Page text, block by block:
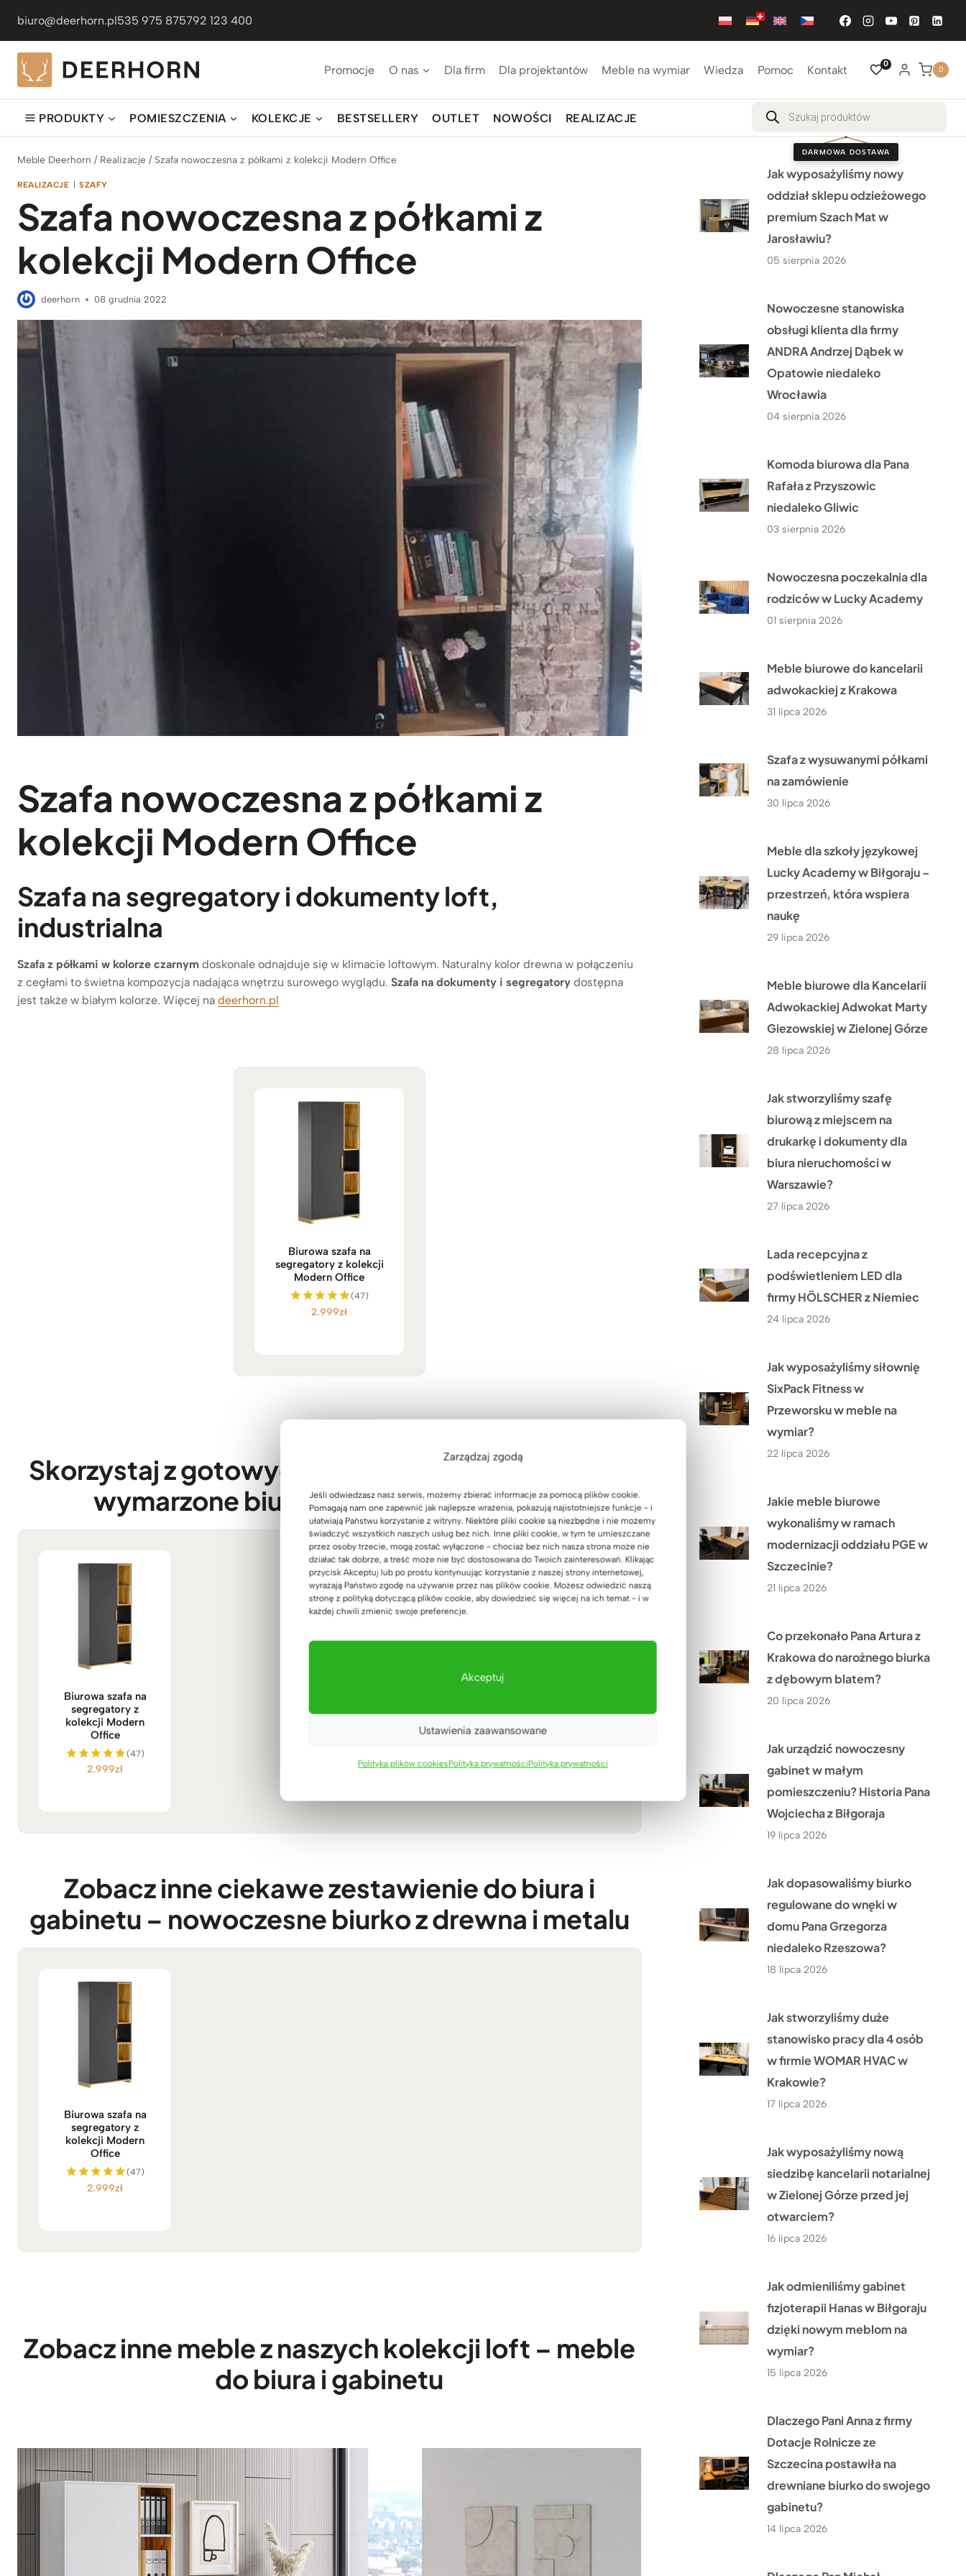
Zarządzaj zgodą
Jeśli odwiedzasz nasz serwis, możemy zbierać informacje za pomocą plików cookie.
Pomagają nam one zapewnić jak najlepsze wrażenia, pokazują najistotniejsze funkcje - i
ułatwiają Państwu korzystanie z witryny. Niektóre pliki cookie są niezbędne i nie możemy
świadczyć wszystkich naszych usług bez nich. Inne pliki cookie, w tym te umieszczane
przez osoby trzecie, mogą zostać wyłączone - chociaż bez nich nasza strona może nie
działać tak dobrze, a treść może nie być dostosowana do Twoich zainteresowań. Klikając
przycisk Akceptuj lub po prostu kontynuując korzystanie z naszej strony internetowej,
wyrażają Państwo zgodę na używanie przez nas plików cookie. Możesz odwiedzić naszą
stronę z polityką dotyczącą plików cookie, aby dowiedzieć się więcej na ich temat - i w
każdej chwili zmienić swoje preferencje.
Akceptuj
Ustawienia zaawansowane
Polityka plików cookiesPolityka prywatnościPolityka prywatności
treści
biuro@deerhorn.pl535 975 875792 123 400
Promocje O nas Dla firm Dla projektantów Meble na wymiar Wiedza Pomoc Kontakt 0
0
PRODUKTY POMIESZCZENIA KOLEKCJE BESTSELLERY OUTLET NOWOŚCI REALIZACJE
Wyszukiwarka
produktów
DARMOWA DOSTAWA
Meble Deerhorn / Realizacje / Szafa nowoczesna z półkami z kolekcji Modern Office
REALIZACJE | SZAFY
Szafa nowoczesna z półkami z
kolekcji Modern Office
deerhorn 08 grudnia 2022
Szafa nowoczesna z półkami z
kolekcji Modern Office
Szafa na segregatory i dokumenty loft,
industrialna
Szafa z półkami w kolorze czarnym doskonale odnajduje się w klimacie loftowym. Naturalny kolor drewna w połączeniu
z cegłami to świetna kompozycja nadająca wnętrzu surowego wyglądu. Szafa na dokumenty i segregatory dostępna
jest także w białym kolorze. Więcej na deerhorn.pl
Biurowa szafa na
segregatory z kolekcji
Modern Office
Oceniono
(47)
2.999zł
Skorzystaj z gotowych pomysłów i stwórz swoje
wymarzone biuro – biurko industrialne
Biurowa szafa na
segregatory z
kolekcji Modern
Office
Oceniono
(47)
2.999zł
Zobacz inne ciekawe zestawienie do biura i
gabinetu – nowoczesne biurko z drewna i metalu
Biurowa szafa na
segregatory z
kolekcji Modern
Office
Oceniono
(47)
2.999zł
Zobacz inne meble z naszych kolekcji loft – meble
do biura i gabinetu
Jak wyposażyliśmy nowy
oddział sklepu odzieżowego
premium Szach Mat w
Jarosławiu?
05 sierpnia 2026
Nowoczesne stanowiska
obsługi klienta dla firmy
ANDRA Andrzej Dąbek w
Opatowie niedaleko
Wrocławia
04 sierpnia 2026
Komoda biurowa dla Pana
Rafała z Przyszowic
niedaleko Gliwic
03 sierpnia 2026
Nowoczesna poczekalnia dla
rodziców w Lucky Academy
01 sierpnia 2026
Meble biurowe do kancelarii
adwokackiej z Krakowa
31 lipca 2026
Szafa z wysuwanymi półkami
na zamówienie
30 lipca 2026
Meble dla szkoły językowej
Lucky Academy w Biłgoraju –
przestrzeń, która wspiera
naukę
29 lipca 2026
Meble biurowe dla Kancelarii
Adwokackiej Adwokat Marty
Giezowskiej w Zielonej Górze
28 lipca 2026
Jak stworzyliśmy szafę
biurową z miejscem na
drukarkę i dokumenty dla
biura nieruchomości w
Warszawie?
27 lipca 2026
Lada recepcyjna z
podświetleniem LED dla
firmy HÖLSCHER z Niemiec
24 lipca 2026
Jak wyposażyliśmy siłownię
SixPack Fitness w
Przeworsku w meble na
wymiar?
22 lipca 2026
Jakie meble biurowe
wykonaliśmy w ramach
modernizacji oddziału PGE w
Szczecinie?
21 lipca 2026
Co przekonało Pana Artura z
Krakowa do narożnego biurka
z dębowym blatem?
20 lipca 2026
Jak urządzić nowoczesny
gabinet w małym
pomieszczeniu? Historia Pana
Wojciecha z Biłgoraja
19 lipca 2026
Jak dopasowaliśmy biurko
regulowane do wnęki w
domu Pana Grzegorza
niedaleko Rzeszowa?
18 lipca 2026
Jak stworzyliśmy duże
stanowisko pracy dla 4 osób
w firmie WOMAR HVAC w
Krakowie?
17 lipca 2026
Jak wyposażyliśmy nową
siedzibę kancelarii notarialnej
w Zielonej Górze przed jej
otwarciem?
16 lipca 2026
Jak odmieniliśmy gabinet
fizjoterapii Hanas w Biłgoraju
dzięki nowym meblom na
wymiar?
15 lipca 2026
Dlaczego Pani Anna z firmy
Dotacje Rolnicze ze
Szczecina postawiła na
drewniane biurko do swojego
gabinetu?
14 lipca 2026